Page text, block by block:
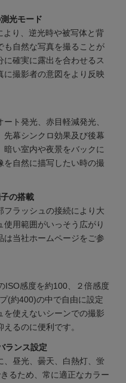
光モード
より、逆光時や被写体と背
も自然な写真を撮ることが
に確実に露出を合わせるス
に撮影者の意図をより反映
ト発光、赤目軽減発光、
先幕シンクロ効果及び後幕
暗い室内や夜景をバックに
を自然に描写したい時の撮
の搭載
フラッシュの接続により大
用範囲がいっそう広がり
は当社ホームページをご参
ISO感度を約100、２倍感度
(約400)の中で自由に設定
を使えないシーンでの撮影
るのに便利です。
ランス設定
、昼光、曇天、白熱灯、蛍
るため、常に適正なカラー